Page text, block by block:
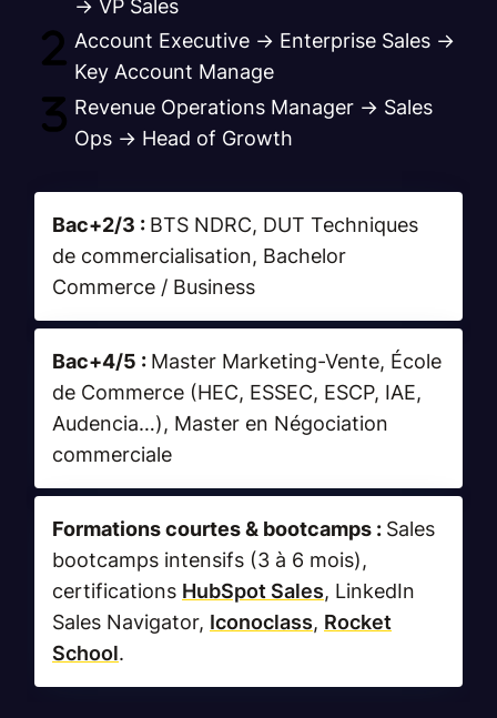
→ VP Sales
Account Executive → Enterprise Sales →
Key Account Manage
Revenue Operations Manager → Sales
Ops → Head of Growth
Bac+2/3 : BTS NDRC, DUT Techniques
de commercialisation, Bachelor
Commerce / Business
Bac+4/5 : Master Marketing-Vente, École
de Commerce (HEC, ESSEC, ESCP, IAE,
Audencia…), Master en Négociation
commerciale
Formations courtes & bootcamps : Sales
bootcamps intensifs (3 à 6 mois),
certifications HubSpot Sales, LinkedIn
Sales Navigator, Iconoclass, Rocket
School.